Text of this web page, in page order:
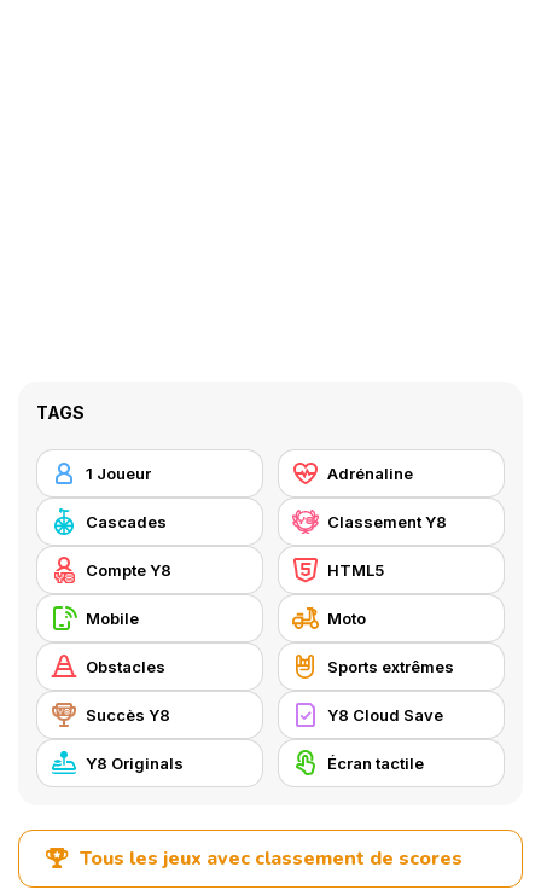
TAGS
1 Joueur Adrénaline
Cascades Classement Y8
Compte Y8 HTML5
Mobile Moto
Obstacles Sports extrêmes
Succès Y8 Y8 Cloud Save
Y8 Originals Écran tactile
Tous les jeux avec classement de scores